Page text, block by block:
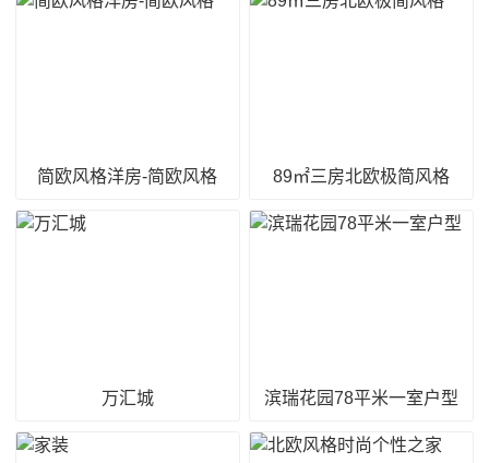
简欧风格洋房-简欧风格 89㎡三房北欧极简风格
万汇城 滨瑞花园78平米一室户型